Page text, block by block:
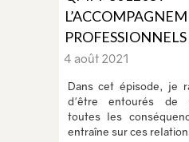
PROFESSIONNELS
4 août 2021
Dans cet épisode, je
d'être entourés de
toutes les
entraîne sur ces